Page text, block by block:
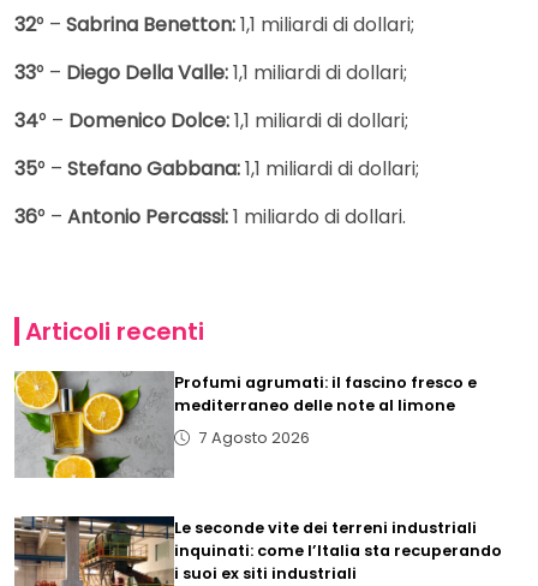
32° – Sabrina Benetton:1,1 miliardi di dollari;
33° – Diego Della Valle:1,1 miliardi di dollari;
34° – Domenico Dolce:1,1 miliardi di dollari;
35° – Stefano Gabbana:1,1 miliardi di dollari;
36° – Antonio Percassi:1 miliardo di dollari.
Articoli recenti
Profumi agrumati: il fascino fresco e
mediterraneo delle note al limone
7 Agosto 2026
Le seconde vite dei terreni industriali
inquinati: come l’Italia sta recuperando
i suoi ex siti industriali